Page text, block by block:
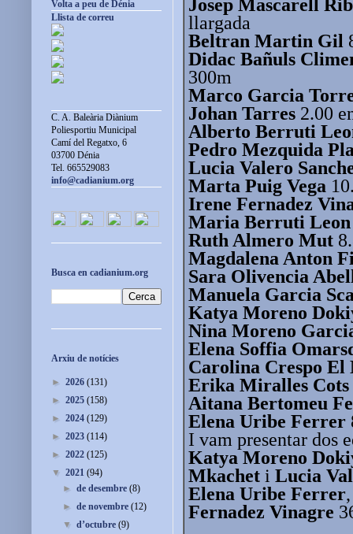
Josep Mascarell
llargada
Beltran Martin Gil
Didac Bañuls
300m
Marco Garcia
Johan Tarres 2.00
Alberto Berruti
Pedro Mezquida
Lucia Valero
Marta Puig Vega
Irene Fernadez
Maria Berruti Leon
Ruth Almero Mut
Magdalena Anton
Sara Olivencia
Manuela Garcia
Katya Moreno
Nina Moreno
Elena Soffia
Carolina Crespo El
Erika Miralles Cots
Aitana Bertomeu
Elena Uribe Ferrer
I vam presentar dos
Katya Moreno
Mkachet i Lucia
Elena Uribe Ferrer
Fernadez Vinagre
Volta a peu de Dénia
Llista de correu
C. A. Baleària Diànium
Poliesportiu Municipal
Camí del Regatxo, 6
03700 Dénia
Tel. 665529083
info@cadianium.org
Busca en cadianium.org
Arxiu de notícies
► 2026 (131)
► 2025 (158)
► 2024 (129)
► 2023 (114)
► 2022 (125)
▼ 2021 (94)
►de desembre(8)
►de novembre(12)
▼d’octubre(9)